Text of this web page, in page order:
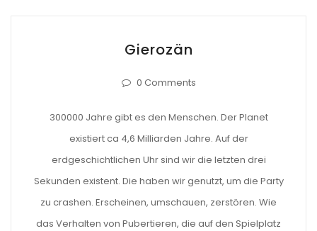
Gierozän
0 Comments
300000 Jahre gibt es den Menschen. Der Planet
existiert ca 4,6 Milliarden Jahre. Auf der
erdgeschichtlichen Uhr sind wir die letzten drei
Sekunden existent. Die haben wir genutzt, um die Party
zu crashen. Erscheinen, umschauen, zerstören. Wie
das Verhalten von Pubertieren, die auf den Spielplatz